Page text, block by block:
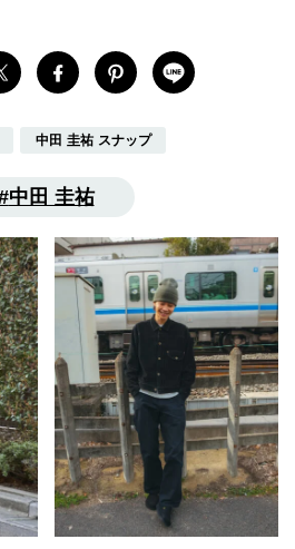
中田 圭祐 スナップ
中田 圭祐